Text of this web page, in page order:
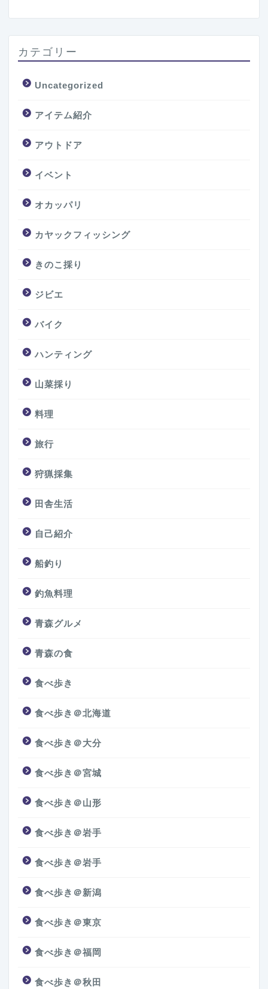
カテゴリー
Uncategorized
アイテム紹介
アウトドア
イベント
オカッパリ
カヤックフィッシング
きのこ採り
ジビエ
バイク
ハンティング
山菜採り
料理
旅行
狩猟採集
田舎生活
自己紹介
船釣り
釣魚料理
青森グルメ
青森の食
食べ歩き
食べ歩き＠北海道
食べ歩き＠大分
食べ歩き＠宮城
食べ歩き＠山形
食べ歩き＠岩手
食べ歩き＠岩手
食べ歩き＠新潟
食べ歩き＠東京
食べ歩き＠福岡
食べ歩き＠秋田